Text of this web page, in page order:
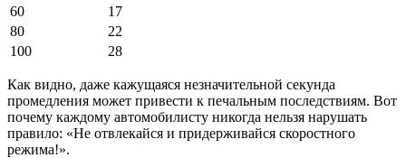
60
17
80
22
100
28
Как видно, даже кажущаяся незначительной секунда
промедления может привести к печальным последствиям. Вот
почему каждому автомобилисту никогда нельзя нарушать
правило: «Не отвлекайся и придерживайся скоростного
режима!».